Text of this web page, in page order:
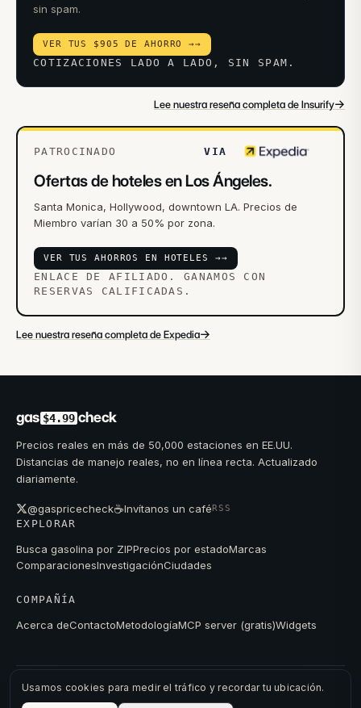
sin spam.
VER TUS $905 DE AHORRO →→
COTIZACIONES LADO A LADO, SIN SPAM.
Lee nuestra reseña completa de Insurify→
PATROCINADO VIA
Ofertas de hoteles en Los Ángeles.
Santa Monica, Hollywood, downtown LA. Precios de
Miembro varían 30 a 50% por zona.
VER TUS AHORROS EN HOTELES →→
ENLACE DE AFILIADO. GANAMOS CON
RESERVAS CALIFICADAS.
Lee nuestra reseña completa de Expedia→
gas $4.99 check
Precios reales en más de 50,000 estaciones en EE.UU.
Distancias de manejo reales, no en línea recta. Actualizado
diariamente.
@gaspricecheck☕Invítanos un caféRSS
EXPLORAR
Busca gasolina por ZIPPrecios por estadoMarcas
ComparacionesInvestigaciónCiudades
COMPAÑÍA
Acerca deContactoMetodologíaMCP server (gratis)Widgets
© 2026 GAS PRICE CHECK
Usamos cookies para medir el tráfico y recordar tu ubicación.